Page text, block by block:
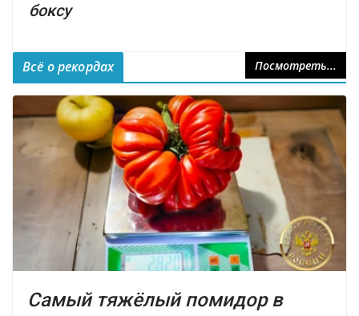
боксу
Всё о рекордах Посмотреть...
Самый тяжёлый помидор в